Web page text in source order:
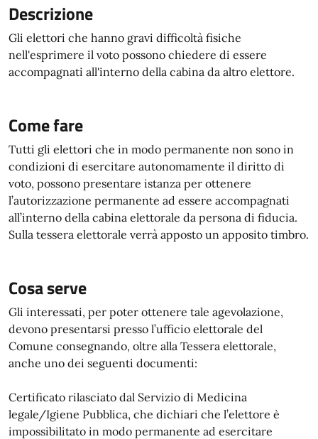
Descrizione
Gli elettori che hanno gravi difficoltà fisiche
nell'esprimere il voto possono chiedere di essere
accompagnati all'interno della cabina da altro elettore.
Come fare
Tutti gli elettori che in modo permanente non sono in
condizioni di esercitare autonomamente il diritto di
voto, possono presentare istanza per ottenere
l’autorizzazione permanente ad essere accompagnati
all’interno della cabina elettorale da persona di fiducia.
Sulla tessera elettorale verrà apposto un apposito timbro.
Cosa serve
Gli interessati, per poter ottenere tale agevolazione,
devono presentarsi presso l’ufficio elettorale del
Comune consegnando, oltre alla Tessera elettorale,
anche uno dei seguenti documenti:
Certificato rilasciato dal Servizio di Medicina
legale/Igiene Pubblica, che dichiari che l’elettore è
impossibilitato in modo permanente ad esercitare